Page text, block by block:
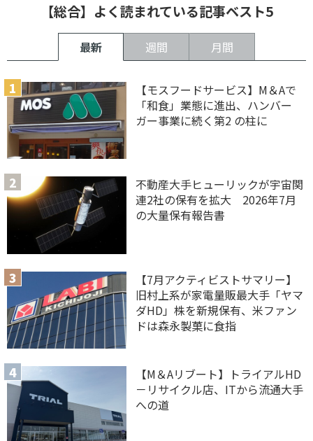
【総合】よく読まれている記事ベスト5
最新 週間 月間
【モスフードサービス】M＆Aで
「和食」業態に進出、ハンバー
ガー事業に続く第2 の柱に
不動産大手ヒューリックが宇宙関
連2社の保有を拡大 2026年7月
の大量保有報告書
【7月アクティビストサマリー】
旧村上系が家電量販最大手「ヤマ
ダHD」株を新規保有、米ファン
ドは森永製菓に食指
【M＆Aリブート】トライアルHD
－リサイクル店、ITから流通大手
への道